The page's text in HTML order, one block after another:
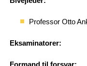
Professor Otto
Eksaminatorer: